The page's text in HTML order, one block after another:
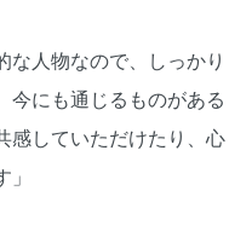
な人物なので、しっかり
今にも通じるものがある
感していただけたり、心